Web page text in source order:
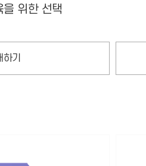
을 위한 선택
기